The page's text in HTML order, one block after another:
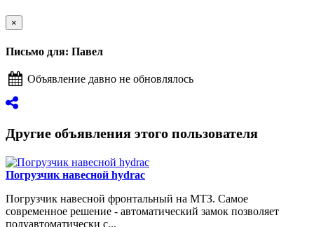
×
Письмо для: Павел
Объявление давно не обновлялось
Другие объявления этого пользователя
Погрузчик навесной hydrac
Погрузчик навесной фронтальный на МТЗ. Самое
современное решение - автоматический замок позволяет
полуавтоматически с...